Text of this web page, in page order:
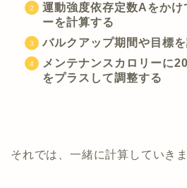
運動強度依存定数Aをかけ
ーを計算する
バルクアップ期間や目標
メンテナンスカロリーに
をプラスして調整する
それでは、一緒に計算していきま